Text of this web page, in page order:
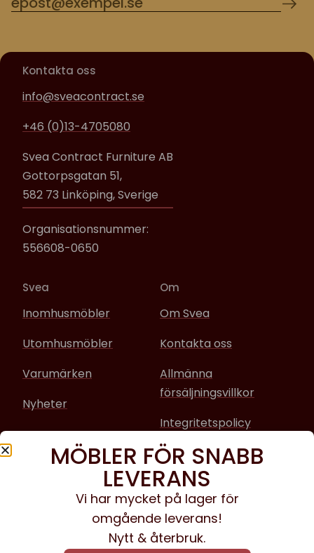
Kontakta oss
info@sveacontract.se
+46 (0)13-4705080
Svea Contract Furniture AB
Gottorpsgatan 51,
582 73 Linköping, Sverige
Organisationsnummer:
556608-0650
Svea
Inomhusmöbler
Utomhusmöbler
Varumärken
Nyheter
Om
Om Svea
Kontakta oss
Allmänna
försäljningsvillkor
Integritetspolicy
Sociala media
Facebook
Instagram
MÖBLER FÖR SNABB
LEVERANS
Vi har mycket på lager för
omgående leverans!
Nytt & återbruk.